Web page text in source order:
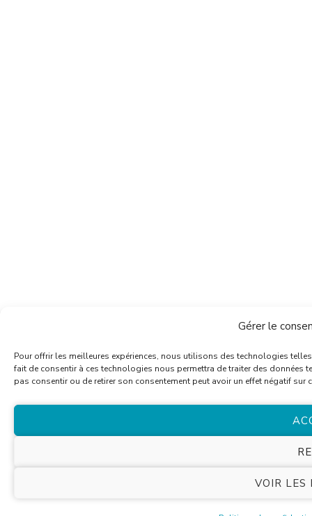
Gérer le
Pour offrir les meilleures expériences, nous utilisons des technologies
fait de consentir à ces technologies nous permettra de traiter des données
pas consentir ou de retirer son consentement peut avoir un effet négatif sur
VOIR LES